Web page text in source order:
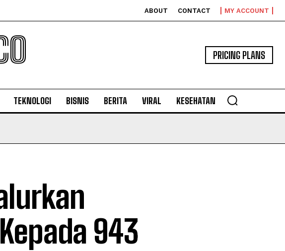
ABOUT CONTACT MY ACCOUNT
PRICING PLANS
TEKNOLOGI BISNIS BERITA VIRAL KESEHATAN
943